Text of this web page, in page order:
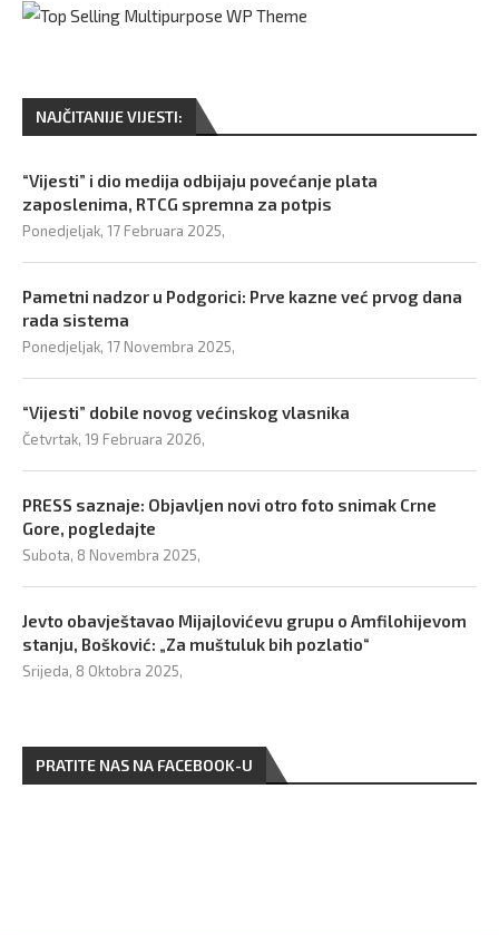
NAJČITANIJE VIJESTI:
“Vijesti” i dio medija odbijaju povećanje plata
zaposlenima, RTCG spremna za potpis
Ponedjeljak, 17 Februara 2025,
Pametni nadzor u Podgorici: Prve kazne već prvog dana
rada sistema
Ponedjeljak, 17 Novembra 2025,
“Vijesti” dobile novog većinskog vlasnika
Četvrtak, 19 Februara 2026,
PRESS saznaje: Objavljen novi otro foto snimak Crne
Gore, pogledajte
Subota, 8 Novembra 2025,
Jevto obavještavao Mijajlovićevu grupu o Amfilohijevom
stanju, Bošković: „Za muštuluk bih pozlatio“
Srijeda, 8 Oktobra 2025,
PRATITE NAS NA FACEBOOK-U